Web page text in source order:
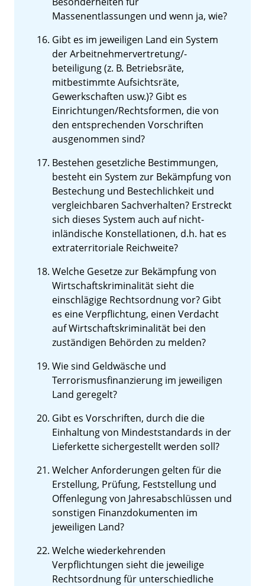
Massenentlassungen und wenn ja, wie?
Gibt es im jeweiligen Land ein System
der Arbeitnehmervertretung/-
beteiligung (z. B. Betriebsräte,
mitbestimmte Aufsichtsräte,
Gewerkschaften usw.)? Gibt es
Einrichtungen/Rechtsformen, die von
den entsprechenden Vorschriften
ausgenommen sind?
Bestehen gesetzliche Bestimmungen,
besteht ein System zur Bekämpfung von
Bestechung und Bestechlichkeit und
vergleichbaren Sachverhalten? Erstreckt
sich dieses System auch auf nicht-
inländische Konstellationen, d.h. hat es
extraterritoriale Reichweite?
Welche Gesetze zur Bekämpfung von
Wirtschaftskriminalität sieht die
einschlägige Rechtsordnung vor? Gibt
es eine Verpflichtung, einen Verdacht
auf Wirtschaftskriminalität bei den
zuständigen Behörden zu melden?
Wie sind Geldwäsche und
Terrorismusfinanzierung im jeweiligen
Land geregelt?
Gibt es Vorschriften, durch die die
Einhaltung von Mindeststandards in der
Lieferkette sichergestellt werden soll?
Welcher Anforderungen gelten für die
Erstellung, Prüfung, Feststellung und
Offenlegung von Jahresabschlüssen und
sonstigen Finanzdokumenten im
jeweiligen Land?
Welche wiederkehrenden
Verpflichtungen sieht die jeweilige
Rechtsordnung für unterschiedliche